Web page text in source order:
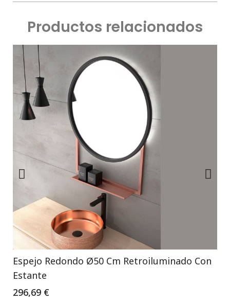
Productos relacionados
Espejo Redondo Ø50 Cm Retroiluminado Con
Estante
296,69 €